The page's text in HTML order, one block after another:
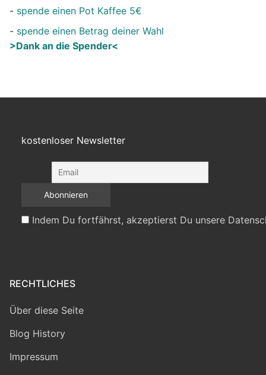
- spende einen Pot Kaffee 5€
- spende einen Betrag deiner Wahl
>Dank an die Spender<
kostenloser Newsletter
Indem Du fortfährst, akzeptierst Du unsere
RECHTLICHES
Über diese Seite
Blog History
Impressum